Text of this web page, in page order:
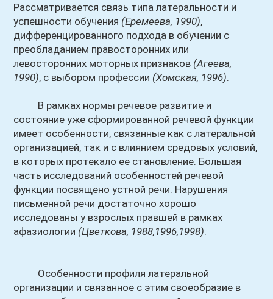
Рассматривается связь типа латеральности и
успешности обучения (Еремеева, 1990),
дифференцированного подхода в обучении с
преобладанием правосторонних или
левосторонних моторных признаков (Агеева,
1990), с выбором профессии (Хомская, 1996).
В рамках нормы речевое развитие и
состояние уже сформированной речевой функции
имеет особенности, связанные как с латеральной
организацией, так и с влиянием средовых условий,
в которых протекало ее становление. Большая
часть исследований особенностей речевой
функции посвящено устной речи. Нарушения
письменной речи достаточно хорошо
исследованы у взрослых правшей в рамках
афазиологии (Цветкова, 1988,1996,1998).
Особенности профиля латеральной
организации и связанное с этим своеобразие в